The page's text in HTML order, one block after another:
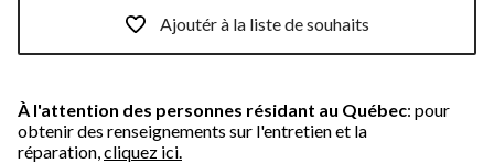
Ajoutér à la liste de souhaits
À l'attention des personnes résidant au Québec: pour
obtenir des renseignements sur l'entretien et la
réparation, cliquez ici.